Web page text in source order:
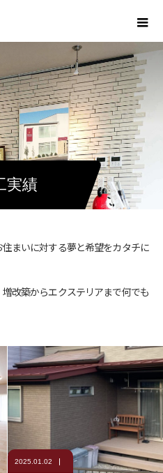
実績
まいに対する夢と希望をカタチに
改築からエクステリアまで何でも
2025.01.02